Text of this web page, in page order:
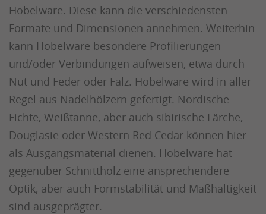
Hobelware. Diese kann die verschiedensten
Formate und Dimensionen annehmen. Weiterhin
kann Hobelware besondere Profilierungen
und/oder Verbindungen aufweisen, etwa durch
Nut und Feder oder Falz. Hobelware wird in aller
Regel aus Nadelhölzern gefertigt. Nordische
Fichte, Weißtanne, aber auch sibirische Lärche,
Douglasie oder Western Red Cedar können hier
als Ausgangsmaterial dienen. Hobelware hat
gegenüber Schnittholz eine ansprechendere
Optik, aber auch Formstabilität und Maßhaltigkeit
sind ausgeprägter.